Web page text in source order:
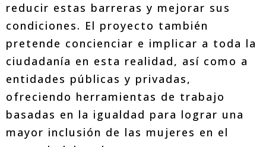
reducir estas barreras y mejorar sus
condiciones. El proyecto también
pretende concienciar e implicar a toda la
ciudadanía en esta realidad, así como a
entidades públicas y privadas,
ofreciendo herramientas de trabajo
basadas en la igualdad para lograr una
mayor inclusión de las mujeres en el